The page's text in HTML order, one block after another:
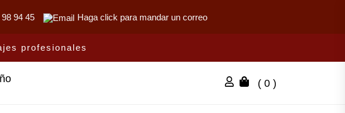
94 45 Haga click para mandar un correo
profesionales
( 0 )